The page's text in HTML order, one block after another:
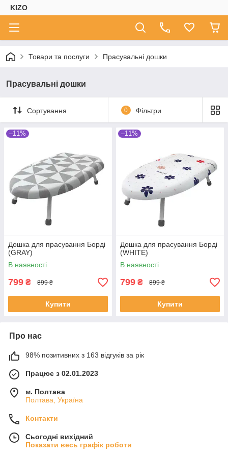
KIZO
Товари та послуги Прасувальні дошки
Прасувальні дошки
Сортування 0 Фільтри
–11%
Дошка для прасування Борді
(GRAY)
В наявності
799 ₴ 899 ₴
Купити
–11%
Дошка для прасування Борді
(WHITE)
В наявності
799 ₴ 899 ₴
Купити
Про нас
98% позитивних з 163 відгуків за рік
Працює з 02.01.2023
м. Полтава
Полтава, Україна
Контакти
Сьогодні вихідний
Показати весь графік роботи